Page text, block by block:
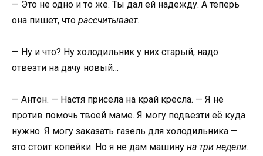
— Это не одно и то же. Ты дал ей надежду. А теперь
она пишет, что рассчитывает.
— Ну и что? Ну холодильник у них старый, надо
отвезти на дачу новый…
— Антон. — Настя присела на край кресла. — Я не
против помочь твоей маме. Я могу подвезти её куда
нужно. Я могу заказать газель для холодильника —
это стоит копейки. Но я не дам машину на три недели.